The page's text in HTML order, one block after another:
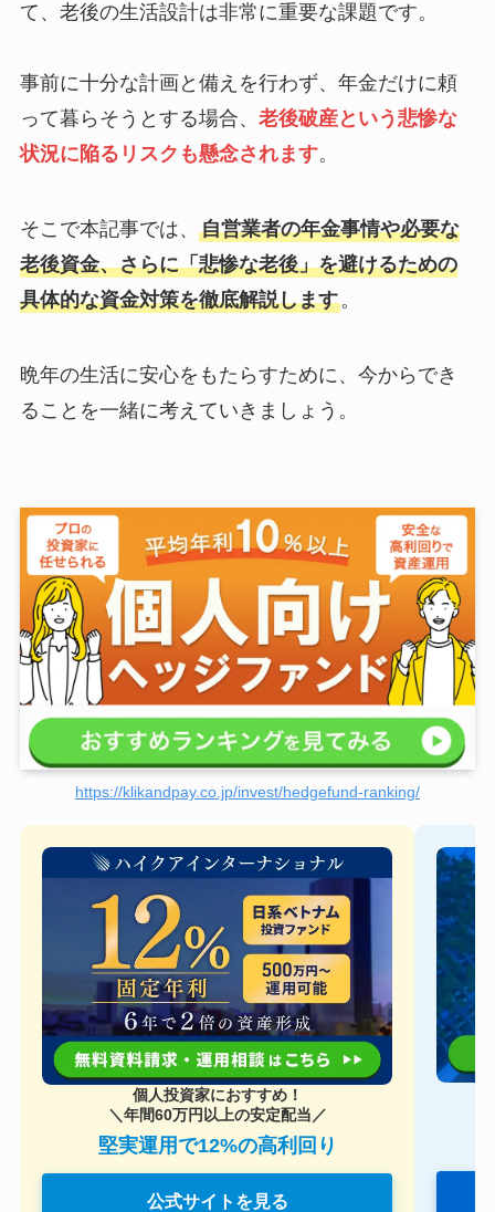
て、老後の生活設計は非常に重要な課題です。
事前に十分な計画と備えを行わず、年金だけに頼
って暮らそうとする場合、 老後破産という悲惨な
状況に陥るリスクも懸念されます。
そこで本記事では、 自営業者の年金事情や必要な
老後資金、さらに「悲惨な老後」を避けるための
具体的な資金対策を徹底解説します。
晩年の生活に安心をもたらすために、今からでき
ることを一緒に考えていきましょう。
https://klikandpay.co.jp/invest/hedgefund-ranking/
個人投資家におすすめ！
＼年間60万円以上の安定配当／
堅実運用で12%の高利回り
公式サイトを見る